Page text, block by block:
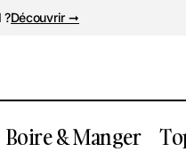
?Découvrir ➞
Boire & Manger